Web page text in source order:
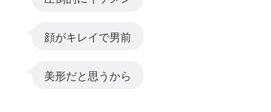
顔がキレイで男前
美形だと思うから